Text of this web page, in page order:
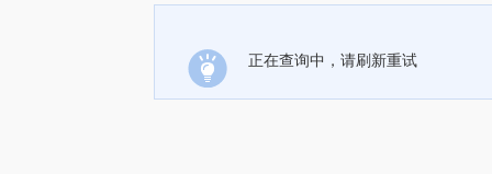
正在查询中，请刷新重试